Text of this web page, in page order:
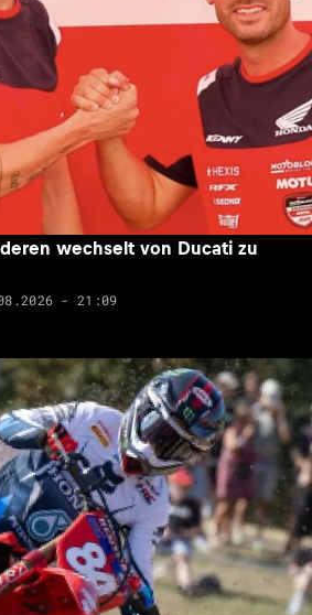
wechselt von Ducati zu
- 21:09